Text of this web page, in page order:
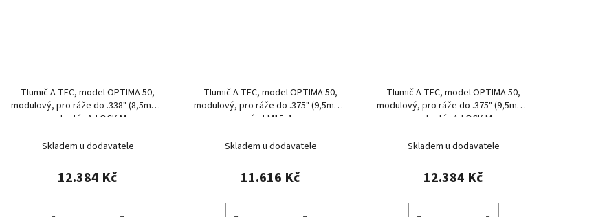
Tlumič A-TEC, model OPTIMA 50,
modulový, pro ráže do .338" (8,5mm),
na adaptér A-LOCK Mini
Skladem u dodavatele
12.384 Kč
Tlumič A-TEC, model OPTIMA 50,
modulový, pro ráže do .375" (9,5mm),
na závit M15x1mm
Skladem u dodavatele
11.616 Kč
Tlumič A-TEC, model OPTIMA 50,
modulový, pro ráže do .375" (9,5mm),
na adaptér A-LOCK Mini
Skladem u dodavatele
12.384 Kč